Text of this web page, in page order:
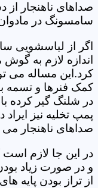
صداهای ناهنجار از
سامسونگ در
اگر از لباسشویی
اندازه لازم به
کرد.این مساله می
کمک فنرها و تسمه
در شلنگ گیر کرده
پمپ تخلیه نیز
صداهای ناهنجار
در این جا لازم است
و در صورت زیاد
از تراز بودن پایه